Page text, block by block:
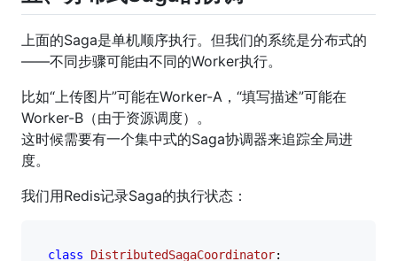
上面的Saga是单机顺序执行。但我们的系统是分布式的
——不同步骤可能由不同的Worker执行。
比如“上传图片”可能在Worker-A，“填写描述”可能在
Worker-B（由于资源调度）。
这时候需要有一个集中式的Saga协调器来追踪全局进
度。
我们用Redis记录Saga的执行状态：
class DistributedSagaCoordinator: